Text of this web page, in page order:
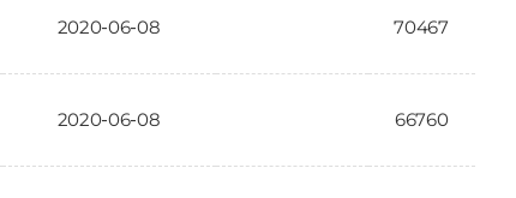
2020-06-08 70467
2020-06-08 66760